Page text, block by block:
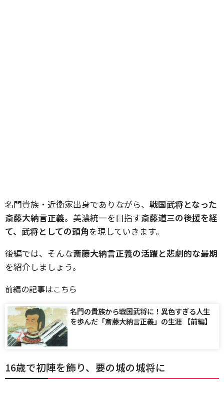
名門貴族・近衛家出身でありながら、 戦国武将となった
斎藤大納言正義。美濃統一を目指す斎藤道三の後援を経
て、武将としての頭角を現していきます。
後編では、そんな斎藤大納言正義の活躍と悲劇的な最期
を紹介しましょう。
前編の記事はこちら
名門の貴族から戦国武将に！異色すぎる人生
を歩んだ「斎藤大納言正義」の生涯 【前編】
16歳で初陣を飾り、要の城の城将に